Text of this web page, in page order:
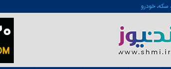
سکه، خودرو